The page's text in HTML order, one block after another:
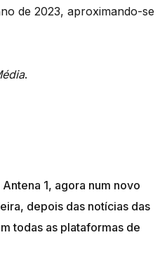
de 2023, aproximando-se
.
1, agora num novo
depois das notícias das
todas as plataformas de